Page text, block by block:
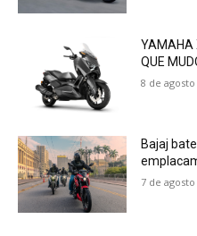
YAMAHA
QUE
8 de
Bajaj
7 de